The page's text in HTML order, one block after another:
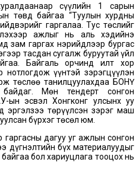
сүүлийн 1 сарын
төвд байгаа “Туулын хурдны
гаргалаа. Тус төслийг
ажлыг нь аль хэдийнэ
зам гаргах нэрийдлээр бургас
тасдан сугалж буруутай үйл
Байгаль орчинд илт хор
үүнтэй зэрэгцүүлэн
төслөө танилцуулахдаа БОНҮ
Мөн тендерт сонгон
ын эсвэл Хонгконг улсынх уу
эргэлзээ төрүүлсэн зэрэг маш
бүрхэг төсөл юм.
дагуу уг ажлын сонгон
дүгнэлтийн бүх материалуудыг
бол хариуцлага тооцох нь